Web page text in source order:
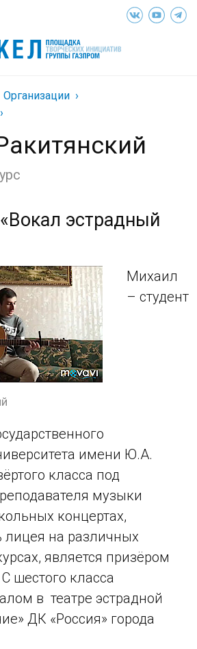
Организации
эстрадный
Михаил
– студент
имени Ю.А.
класса под
музыки
концертах,
лицея на различных
является призёром
шестого класса
в театре эстрадной
ДК «Россия» города